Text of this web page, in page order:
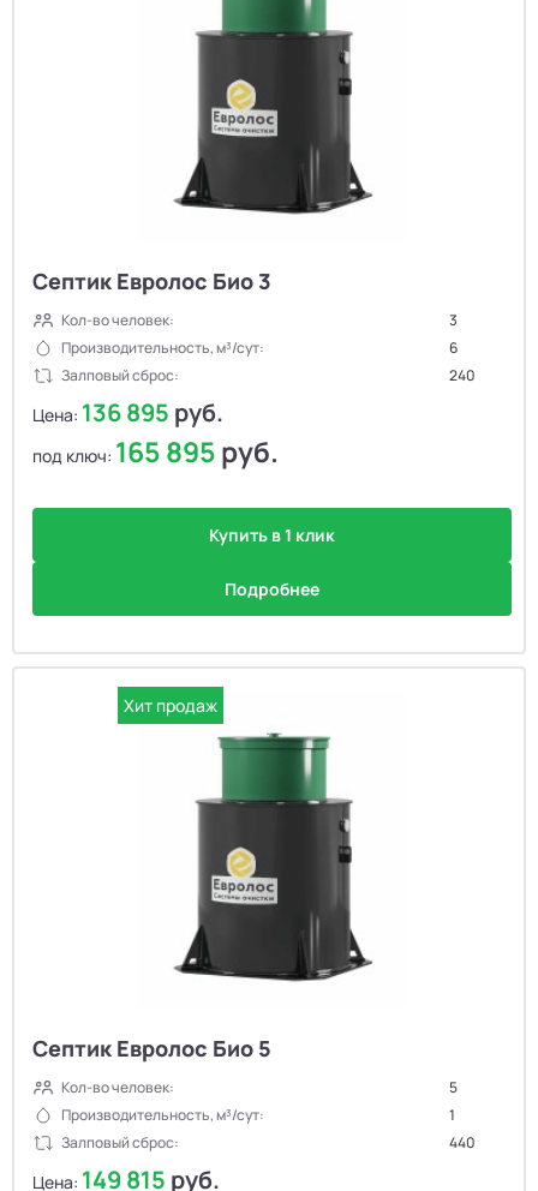
Септик Евролос Био 3
Кол-во человек:
3
Производительность, м³/сут:
6
Залповый сброс:
240
Цена: 136 895 руб.
под ключ: 165 895руб.
Купить в 1 клик
Подробнее
Хит продаж
Септик Евролос Био 5
Кол-во человек:
5
Производительность, м³/сут:
1
Залповый сброс:
440
Цена: 149 815 руб.